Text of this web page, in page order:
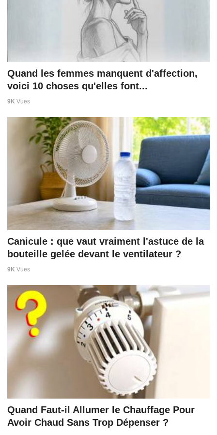
Quand les femmes manquent d'affection,
voici 10 choses qu'elles font...
9K Vues
Canicule : que vaut vraiment l'astuce de la
bouteille gelée devant le ventilateur ?
9K Vues
Quand Faut-il Allumer le Chauffage Pour
Avoir Chaud Sans Trop Dépenser ?